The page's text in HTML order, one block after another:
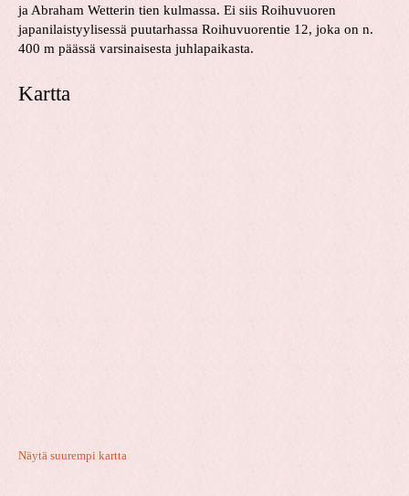
ja Abraham Wetterin tien kulmassa. Ei siis Roihuvuoren
japanilaistyylisessä puutarhassa Roihuvuorentie 12, joka on n.
400 m päässä varsinaisesta juhlapaikasta.
Kartta
Näytä suurempi kartta